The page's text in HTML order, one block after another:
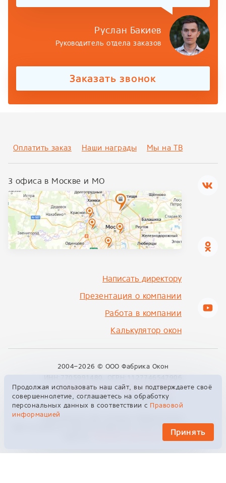
Продолжая использовать наш сайт, вы подтверждаете своё
совершеннолетие, соглашаетесь на обработку
персональных данных в соответствии с Правовой
информацией
Принять
Руслан Бакиев
Руководитель отдела заказов
Заказать звонок
Оплатить заказ Наши награды Мы на ТВ
3 офиса в Москве и МО
Написать директору
Презентация о компании
Работа в компании
Калькулятор окон
2004–2026 © ООО Фабрика Окон
ИНН:7705991480, ОГРН:1127746547906
info@fabrikon.ru +7 495 229 00 09
129329, Москва, ул. Кольская, 2к4
Официальный сайт компании «Фабрика Окон»
Сайт не является публичной офертой и носит информационный